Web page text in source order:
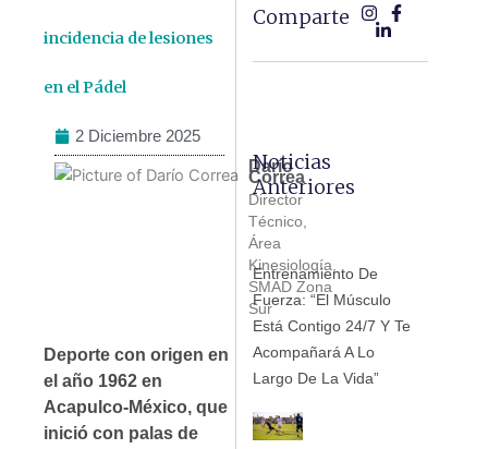
incidencia de lesiones
en el Pádel
2 Diciembre 2025
Darío
Correa
Director
Técnico,
Área
Kinesiología,
SMAD Zona
Sur
Deporte con origen en
el año 1962 en
Acapulco-México, que
inició con palas de
Comparte
Noticias
Anteriores
Entrenamiento De
Fuerza: “El Músculo
Está Contigo 24/7 Y Te
Acompañará A Lo
Largo De La Vida”